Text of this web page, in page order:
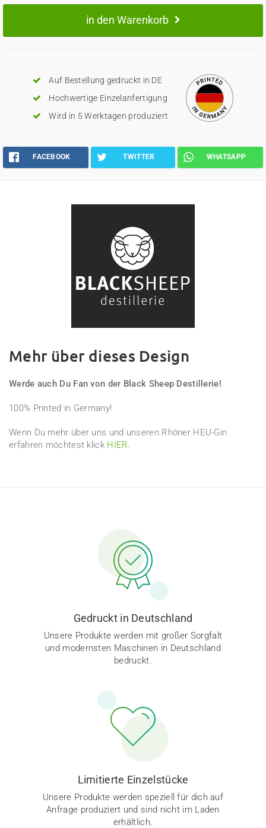
in den Warenkorb
Auf Bestellung gedruckt in DE
Hochwertige Einzelanfertigung
Wird in 5 Werktagen produziert
FACEBOOK TWITTER WHATSAPP
Mehr über dieses Design
Werde auch Du Fan von der Black Sheep Destillerie!
100% Printed in Germany!
Wenn Du mehr über uns und unseren Rhöner HEU-Gin
erfahren möchtest klick HIER.
Gedruckt in Deutschland
Unsere Produkte werden mit großer Sorgfalt
und modernsten Maschinen in Deutschland
bedruckt.
Limitierte Einzelstücke
Unsere Produkte werden speziell für dich auf
Anfrage produziert und sind nicht im Laden
erhältlich.